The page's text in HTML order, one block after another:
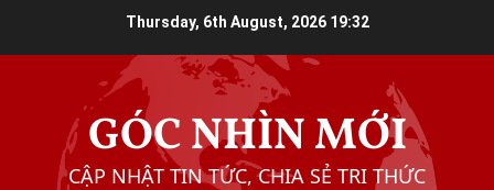
Thursday, 6th August, 2026 19:32
GÓC NHÌN MỚI
CẬP NHẬT TIN TỨC, CHIA SẺ TRI THỨC